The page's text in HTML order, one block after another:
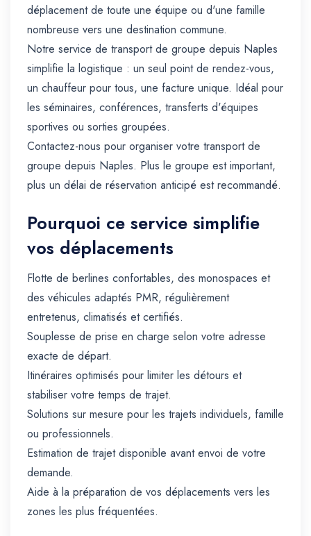
déplacement de toute une équipe ou d'une famille
nombreuse vers une destination commune.
Notre service de transport de groupe depuis Naples
simplifie la logistique : un seul point de rendez-vous,
un chauffeur pour tous, une facture unique. Idéal pour
les séminaires, conférences, transferts d'équipes
sportives ou sorties groupées.
Contactez-nous pour organiser votre transport de
groupe depuis Naples. Plus le groupe est important,
plus un délai de réservation anticipé est recommandé.
Pourquoi ce service simplifie
vos déplacements
Flotte de berlines confortables, des monospaces et
des véhicules adaptés PMR, régulièrement
entretenus, climatisés et certifiés.
Souplesse de prise en charge selon votre adresse
exacte de départ.
Itinéraires optimisés pour limiter les détours et
stabiliser votre temps de trajet.
Solutions sur mesure pour les trajets individuels, famille
ou professionnels.
Estimation de trajet disponible avant envoi de votre
demande.
Aide à la préparation de vos déplacements vers les
zones les plus fréquentées.